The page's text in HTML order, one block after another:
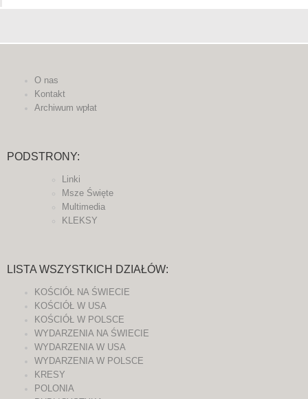
O nas
Kontakt
Archiwum wpłat
PODSTRONY:
Linki
Msze Święte
Multimedia
KLEKSY
LISTA WSZYSTKICH DZIAŁÓW:
KOŚCIÓŁ NA ŚWIECIE
KOŚCIÓŁ W USA
KOŚCIÓŁ W POLSCE
WYDARZENIA NA ŚWIECIE
WYDARZENIA W USA
WYDARZENIA W POLSCE
KRESY
POLONIA